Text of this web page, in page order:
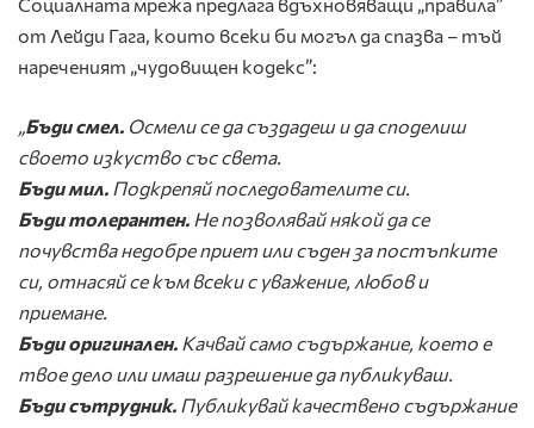
от Лейди Гага, които всеки би могъл да спазва – тъй
нареченият „чудовищен кодекс”:
Бъди смел. Осмели се да създадеш и да споделиш
своето изкуство със света.
Бъди мил. Подкрепяй последователите си.
Бъди толерантен. Не позволявай някой да се
почувства недобре приет или съден за постъпките
си, отнасяй се към всеки с уважение, любов и
приемане.
Бъди оригинален. Качвай само съдържание, което е
твое дело или имаш разрешение да публикуваш.
Бъди сътрудник. Публикувай качествено съдържание